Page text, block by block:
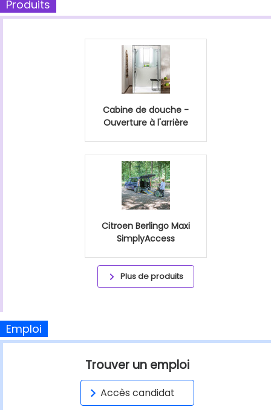
Produits
Cabine de douche -
Ouverture à l'arrière
Citroen Berlingo Maxi
SimplyAccess
Plus de produits
Emploi
Trouver un emploi
Accès candidat